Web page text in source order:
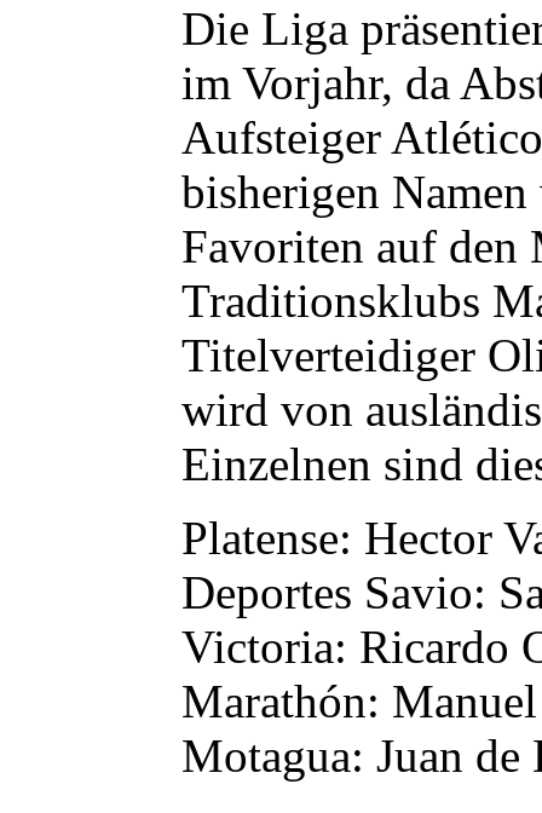
Die Liga
im Vorjahr, da
Aufsteiger
bisherigen
Favoriten auf den
Traditionsklubs
Titelverteidiger
wird von
Einzelnen sind
Platense: Hector
Deportes Savio:
Victoria: Ricardo
Marathón:
Motagua: Juan